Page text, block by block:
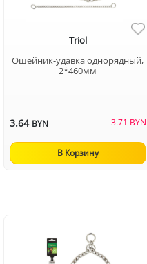
Triol
Ошейник-удавка однорядный,
2*460мм
3.64 BYN 3.71 BYN
В Корзину